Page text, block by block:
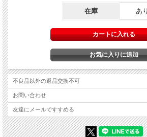
ハンカチーフで軽くグラスを拭くだ
色が次々と変化していきます！
在庫 あり
不良品以外の返品交換不可
お問い合わせ
友達にメールですすめる